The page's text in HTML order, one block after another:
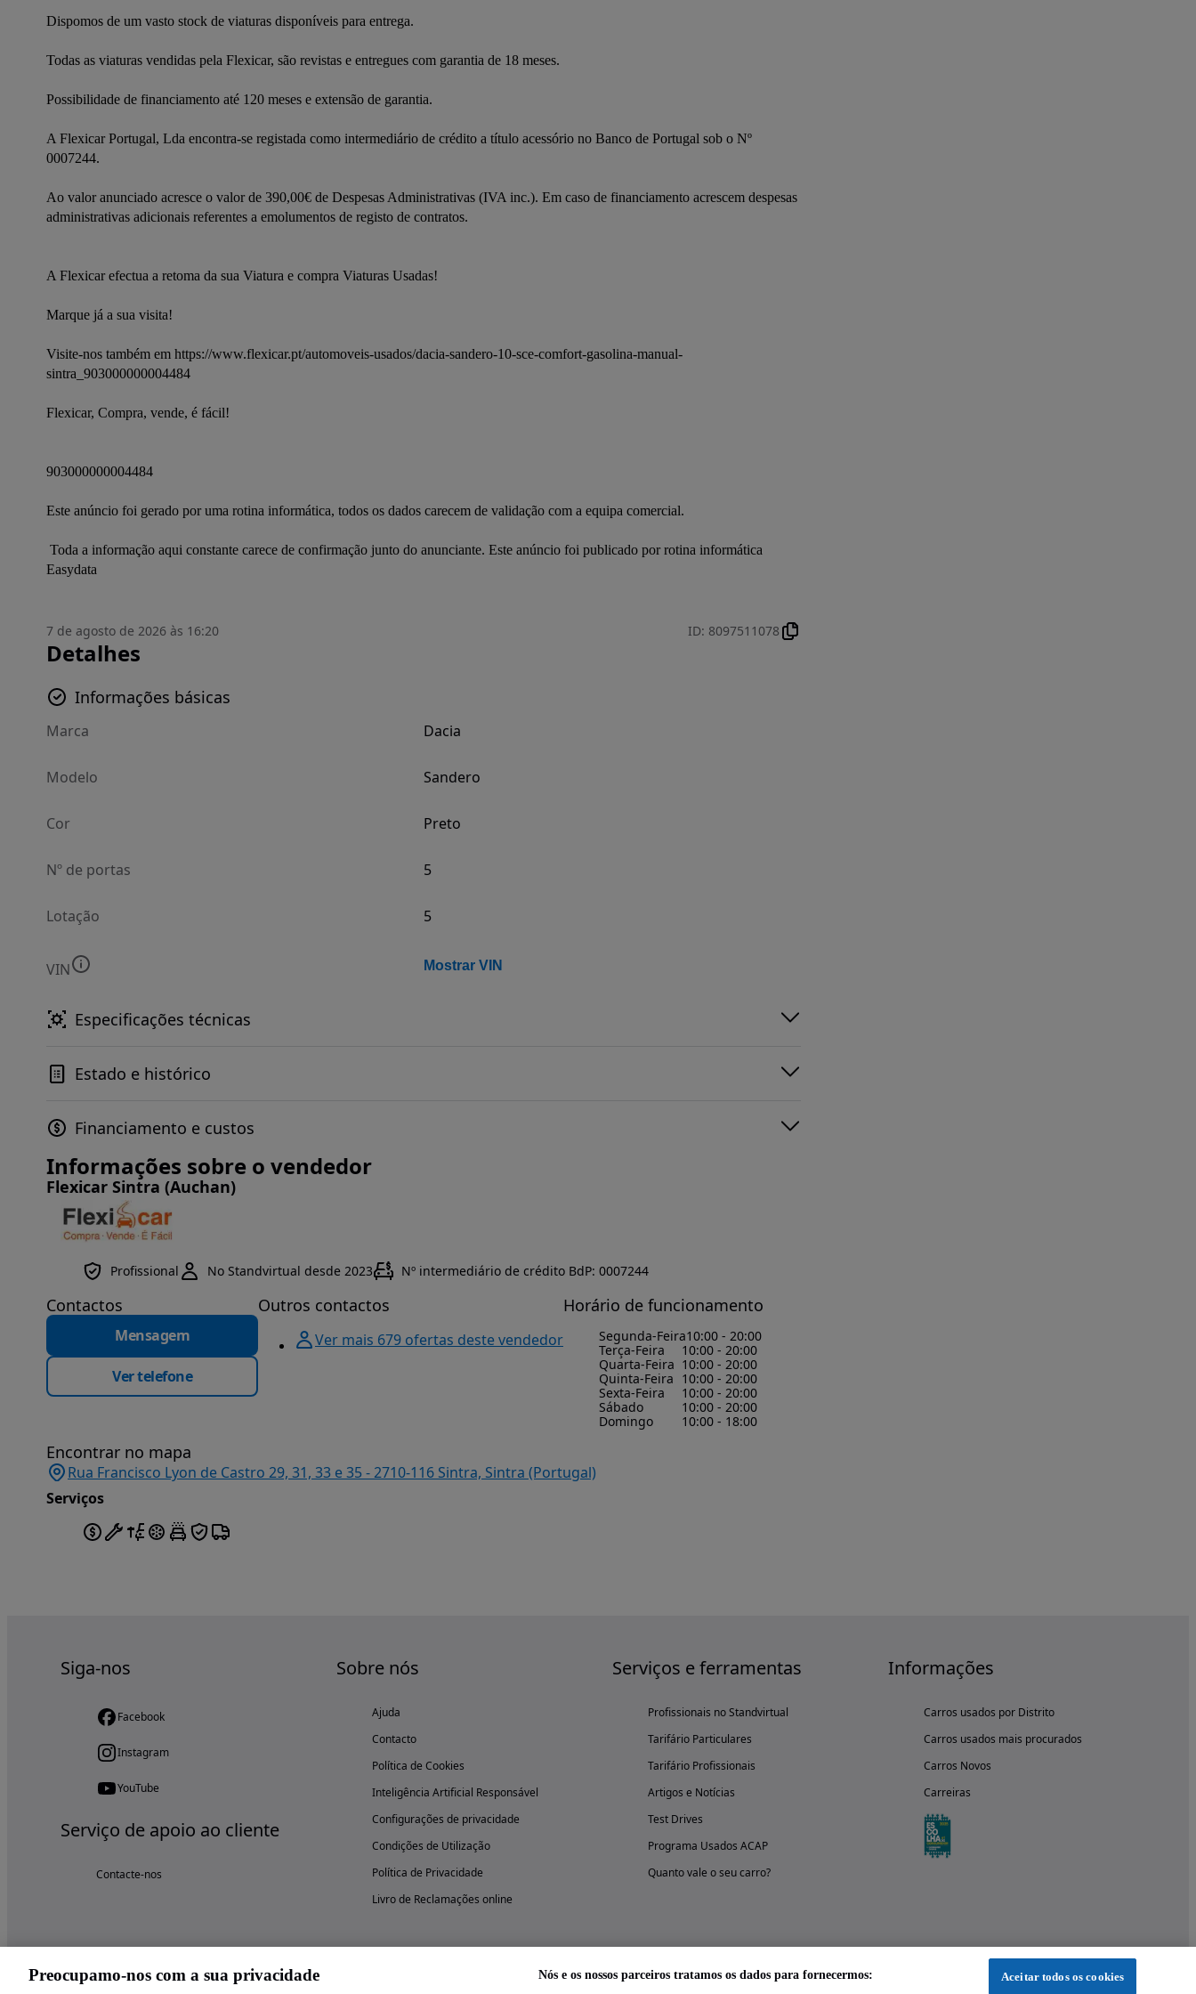
Dispomos de um vasto stock de viaturas disponíveis para entrega.
Todas as viaturas vendidas pela Flexicar, são revistas e entregues com garantia de 18 meses.
Possibilidade de financiamento até 120 meses e extensão de garantia.
A Flexicar Portugal, Lda encontra-se registada como intermediário de crédito a título acessório no Banco de Portugal sob o Nº
0007244.
Ao valor anunciado acresce o valor de 390,00€ de Despesas Administrativas (IVA inc.). Em caso de financiamento acrescem despesas
administrativas adicionais referentes a emolumentos de registo de contratos.
A Flexicar efectua a retoma da sua Viatura e compra Viaturas Usadas!
Marque já a sua visita!
Visite-nos também em https://www.flexicar.pt/automoveis-usados/dacia-sandero-10-sce-comfort-gasolina-manual-
sintra_903000000004484
Flexicar, Compra, vende, é fácil!
903000000004484
Este anúncio foi gerado por uma rotina informática, todos os dados carecem de validação com a equipa comercial.
Easydata
7 de agosto de 2026 às 16:20 ID: 8097511078
Detalhes
Informações básicas
Marca Dacia
Modelo Sandero
Cor Preto
Nº de portas 5
Lotação 5
VIN Mostrar VIN
Especificações técnicas
Estado e histórico
Financiamento e custos
Informações sobre o vendedor
Flexicar Sintra (Auchan)
Profissional No Standvirtual desde 2023 Nº intermediário de crédito BdP: 0007244
Contactos
Mensagem
Ver telefone
Outros contactos
Ver mais 679 ofertas deste vendedor
Horário de funcionamento
Segunda-Feira10:00 - 20:00
Terça-Feira
10:00 - 20:00
Quarta-Feira 10:00 - 20:00
Quinta-Feira 10:00 - 20:00
Sexta-Feira
10:00 - 20:00
Sábado
10:00 - 20:00
Domingo
10:00 - 18:00
Encontrar no mapa
Rua Francisco Lyon de Castro 29, 31, 33 e 35 - 2710-116 Sintra, Sintra (Portugal)
Serviços
Siga-nos
Facebook
Instagram
YouTube
Serviço de apoio ao cliente
Contacte-nos
Sobre nós
Ajuda
Contacto
Política de Cookies
Inteligência Artificial Responsável
Configurações de privacidade
Condições de Utilização
Política de Privacidade
Livro de Reclamações online
Serviços e ferramentas
Profissionais no Standvirtual
Tarifário Particulares
Tarifário Profissionais
Artigos e Notícias
Test Drives
Programa Usados ACAP
Quanto vale o seu carro?
Informações
Carros usados por Distrito
Carros usados mais procurados
Carros Novos
Carreiras
Preocupamo-nos com a sua privacidade Nós e os nossos parceiros tratamos os dados para fornecermos: Aceitar todos os cookies